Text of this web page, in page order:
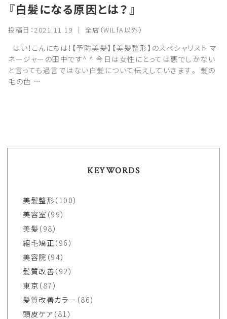
『白髪になる原因とは？』
投稿日：2021.11.19 ｜ 全店（WILfA以外）
はい！こんにちは！【予防美髪】【美髪整形】のスペシャリスト マ
ネージャーの田中です^ ^ 今日は女性にとっては悪でしかない
と言っても過言ではない白髪について伝えしていきます。 髪の
毛の色 …
KEYWORDS
美髪整形（100）
美容室 （99）
美髪（98）
縮毛矯正（96）
美容院 （94）
髪質改善（92）
東京（87）
髪質改善カラー （86）
頭皮ケア（81）